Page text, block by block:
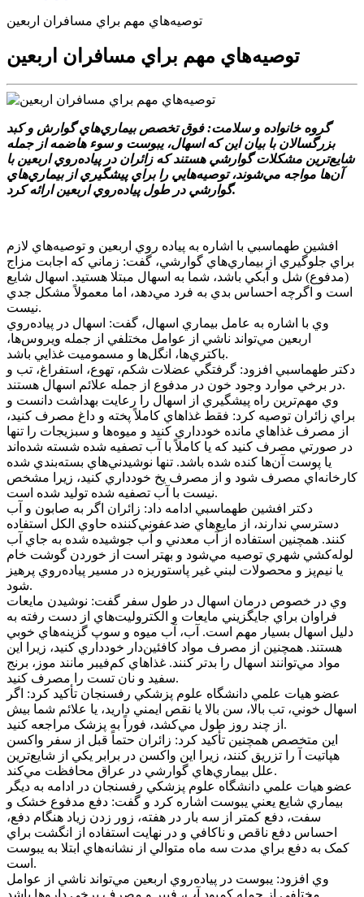
توصيه‌هاي مهم براي مسافران اربعين
توصيه‌هاي مهم براي مسافران اربعين
گروه خانواده و سلامت: فوق تخصص بيماري‌هاي گوارش و کبد
بزرگسالان با بيان اين که اسهال، يبوست و سوء هاضمه از جمله
شايع‌ترين مشکلات گوارشي هستند که زائران در پياده‌روي اربعين با
آن‌ها مواجه مي‌شوند، توصيه‌هايي را براي پيشگيري از بيماري‌هاي
گوارشي در طول پياده‌روي اربعين ارائه کرد.
افشين طهماسبي با اشاره به پياده روي اربعين و توصيه‌هاي لازم
براي جلوگيري از بيماري‌هاي گوارشي، گفت: زماني که اجابت مزاج
(مدفوع) شل و آبکي باشد، شما به اسهال مبتلا هستيد. اسهال شايع
است و اگرچه احساس بدي به فرد مي‌دهد، اما معمولاً مشکل جدي
نيست.
وي با اشاره به عامل بيماري اسهال، گفت: اسهال در پياده‌روي
اربعين مي‌تواند ناشي از عوامل مختلفي از جمله ويروس‌ها،
باکتري‌ها، انگل‌ها و مسموميت غذايي باشد.
دکتر طهماسبي افزود: گرفتگي عضلات شکم، تهوع، استفراغ، تب و
در برخي موارد وجود خون در مدفوع از جمله علائم اسهال هستند.
وي مهم‌ترين راه پيشگيري از اسهال را رعايت بهداشت دانست و
براي زائران توصيه کرد: فقط غذاهاي کاملاً پخته و داغ مصرف کنيد،
از مصرف غذاهاي مانده خودداري کنيد و ميوه‌ها و سبزيجات را تنها
در صورتي مصرف کنيد که يا کاملاً با آب تصفيه شده شسته شده‌اند
يا پوست آن‌ها کنده شده باشد. تنها نوشيدني‌هاي بسته‌بندي شده
کارخانه‌اي مصرف شود و از مصرف يخ خودداري کنيد، زيرا مشخص
نيست با آب تصفيه شده توليد شده است.
دکتر افشين طهماسبي ادامه داد: زائران اگر به صابون و آب
دسترسي ندارند، از مايع‌هاي ضدعفوني‌کننده حاوي الکل استفاده
کنند. همچنين استفاده از آب معدني و آب جوشيده شده به جاي آب
لوله‌کشي شهري توصيه مي‌شود و بهتر است از خوردن گوشت خام
يا نيم‌پز و محصولات لبني غير پاستوريزه در مسير پياده‌روي پرهيز
شود.
وي در خصوص درمان اسهال در طول سفر گفت: نوشيدن مايعات
فراوان براي جايگزيني مايعات و الکتروليت‌هاي از دست رفته به
دليل اسهال بسيار مهم است. آب، آب ميوه و سوپ گزينه‌هاي خوبي
هستند. همچنين از مصرف مواد کافئين‌دار خودداري کنيد، زيرا اين
مواد مي‌توانند اسهال را بدتر کنند. غذاهاي کم‌فيبر مانند موز، برنج
سفيد و نان تست را مصرف کنيد.
عضو هيات علمي دانشگاه علوم پزشکي رفسنجان تأکيد کرد: اگر
اسهال خوني، تب بالا، سن بالا يا نقص ايمني داريد، يا علائم شما بيش
از چند روز طول مي‌کشد، فوراً به پزشک مراجعه کنيد.
اين متخصص همچنين تأکيد کرد: زائران حتماً قبل از سفر واکسن
هپاتيت آ را تزريق کنند، زيرا اين واکسن در برابر يکي از شايع‌ترين
علل بيماري‌هاي گوارشي در عراق محافظت مي‌کند.
عضو هيات علمي دانشگاه علوم پزشکي رفسنجان در ادامه به ديگر
بيماري شايع يعني يبوست اشاره کرد و گفت: دفع مدفوع خشک و
سفت، دفع کمتر از سه بار در هفته، زور زدن زياد هنگام دفع،
احساس دفع ناقص و ناکافي و در نهايت استفاده از انگشت براي
کمک به دفع براي مدت سه ماه متوالي از نشانه‌هاي ابتلا به يبوست
است.
وي افزود: يبوست در پياده‌روي اربعين مي‌تواند ناشي از عوامل